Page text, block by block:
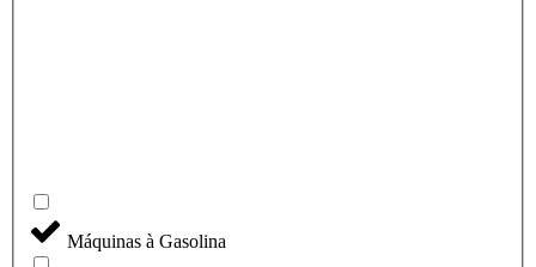
Máquinas à Gasolina